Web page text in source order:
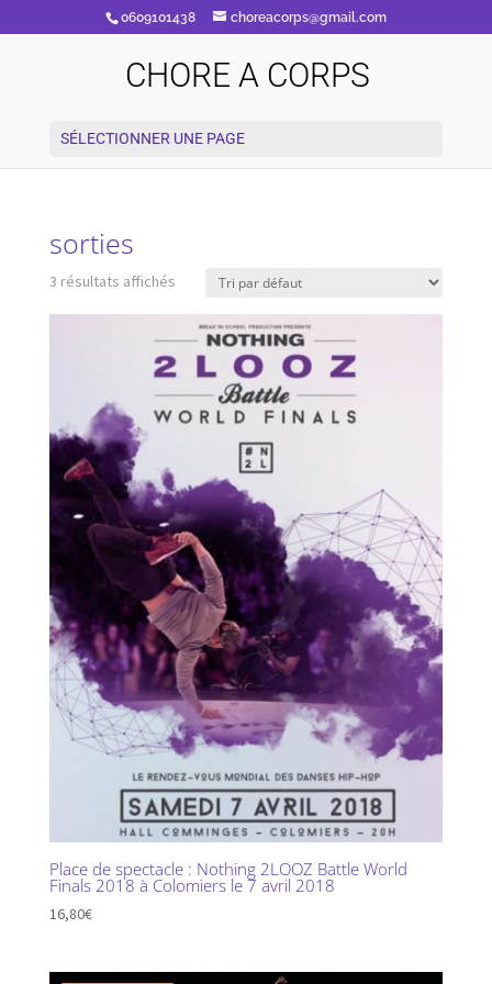
0609101438 choreacorps@gmail.com
CHORE A CORPS
SÉLECTIONNER UNE PAGE
sorties
3 résultats affichés
Place de spectacle : Nothing 2LOOZ Battle World
Finals 2018 à Colomiers le 7 avril 2018
16,80€